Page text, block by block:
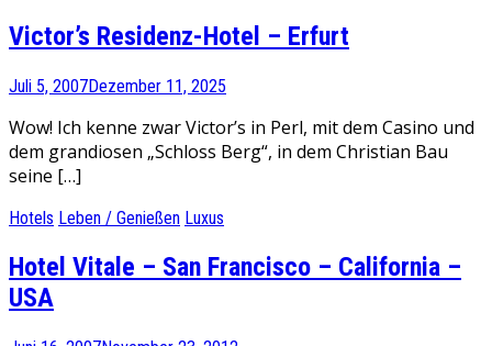
Victor’s Residenz-Hotel – Erfurt
Juli 5, 2007Dezember 11, 2025
Wow! Ich kenne zwar Victor’s in Perl, mit dem Casino und
dem grandiosen „Schloss Berg“, in dem Christian Bau
seine […]
Hotels Leben / Genießen Luxus
Hotel Vitale – San Francisco – California –
USA